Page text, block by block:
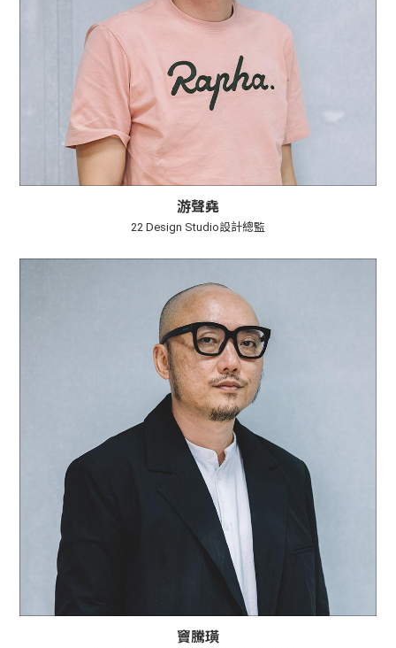
游聲堯
22 Design Studio設計總監
竇騰璜